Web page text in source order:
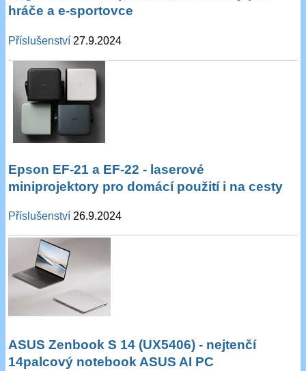
hráče a e-sportovce
Příslušenství 27.9.2024
Epson EF-21 a EF-22 - laserové
miniprojektory pro domácí použití i na cesty
Příslušenství 26.9.2024
ASUS Zenbook S 14 (UX5406) - nejtenčí
14palcový notebook ASUS AI PC